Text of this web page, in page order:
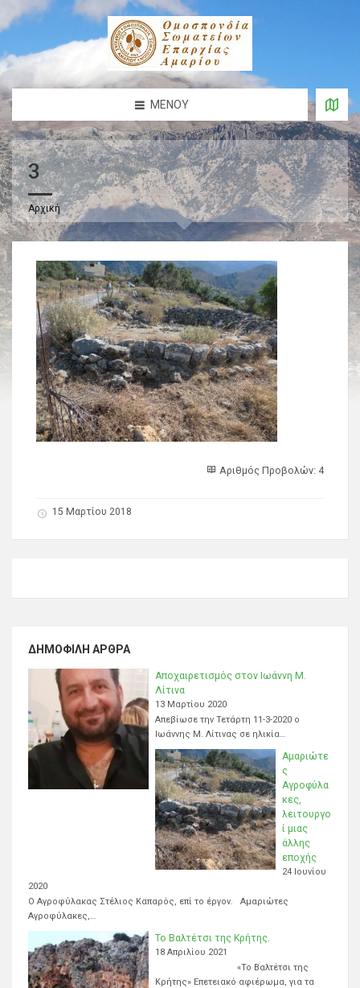
ΜΕΝΟΎ
3
Αρχική
Αριθμός Προβολών: 4
15 Μαρτίου 2018
ΔΗΜΟΦΙΛΉ ΆΡΘΡΑ
Αποχαιρετισμός στον Ιωάννη Μ.
Λίτινα
13 Μαρτίου 2020
Απεβίωσε την Τετάρτη 11-3-2020 ο
Ιωάννης Μ. Λίτινας σε ηλικία…
Αμαριώτε
ς
Αγροφύλα
κες,
λειτουργο
ί μιας
άλλης
εποχής
24 Ιουνίου
2020
Ο Αγροφύλακας Στέλιος Καπαρός, επί το έργον. Αμαριώτες
Αγροφύλακες,…
Το Βαλτέτσι της Κρήτης.
18 Απριλίου 2021
«Το Βαλτέτσι της
Κρήτης» Επετειακό αφιέρωμα, για τα